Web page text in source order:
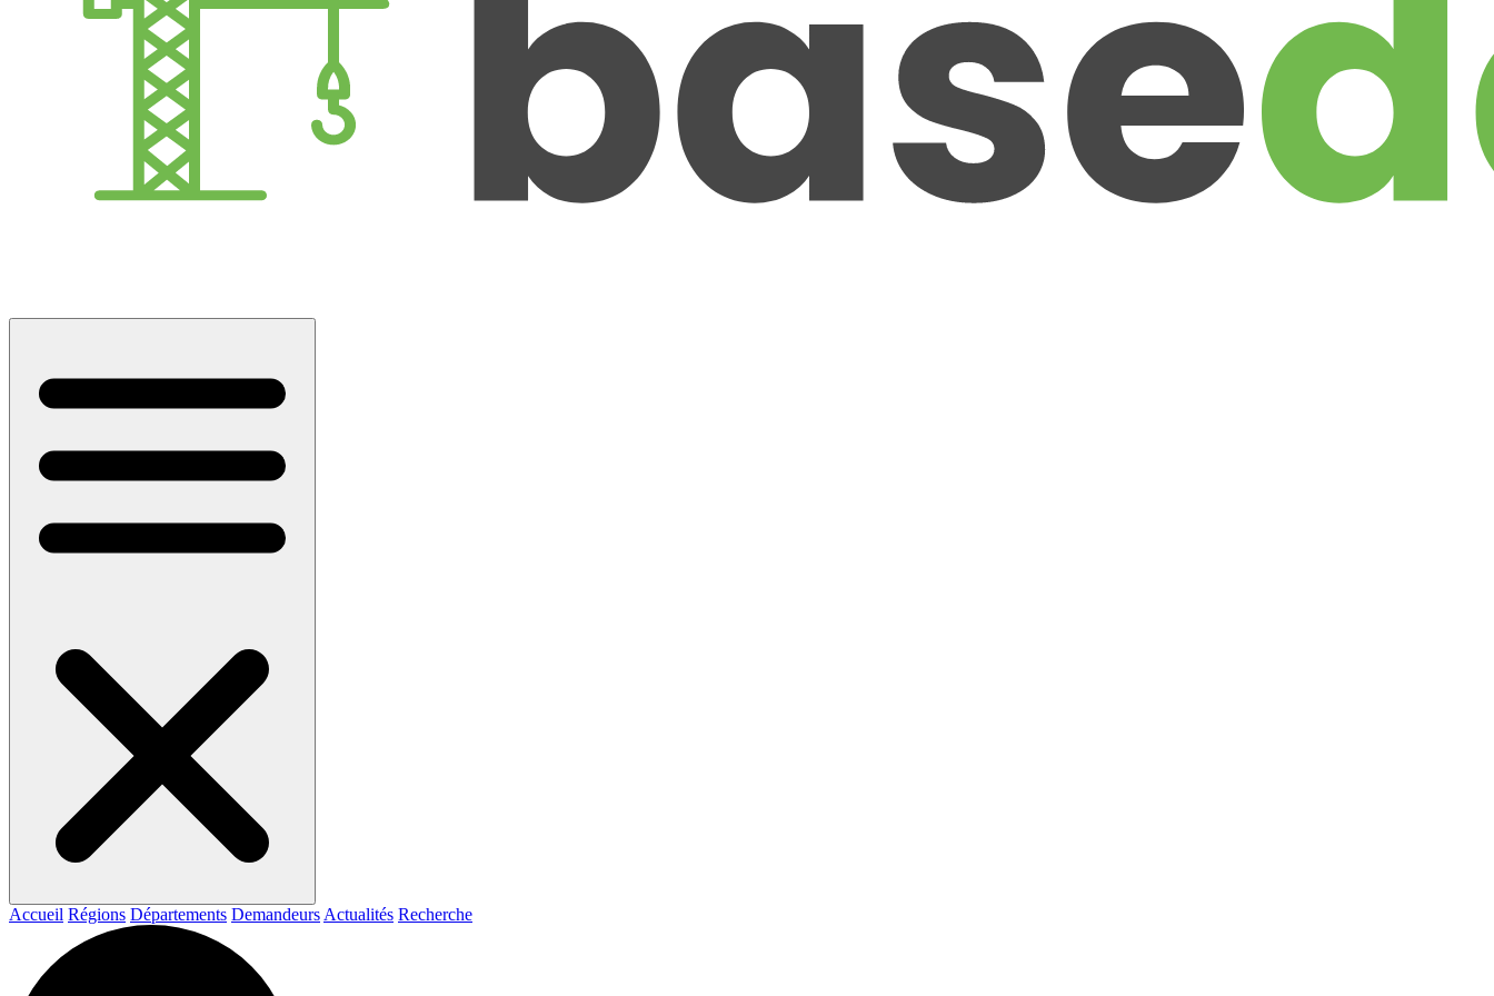
Accueil Régions Départements Demandeurs Actualités Recherche